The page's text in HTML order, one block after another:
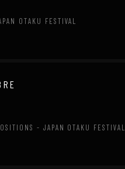
OTAKU FESTIVAL
- JAPAN OTAKU FESTIVAL